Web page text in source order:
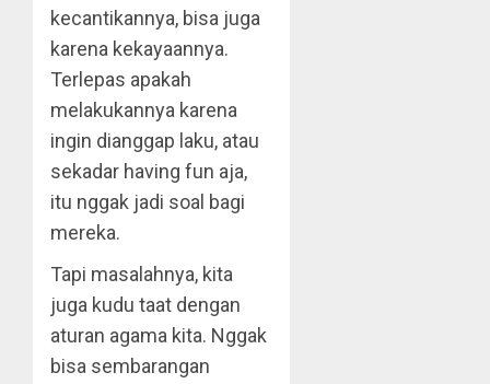
kecantikannya, bisa juga
karena kekayaannya.
Terlepas apakah
melakukannya karena
ingin dianggap laku, atau
sekadar having fun aja,
itu nggak jadi soal bagi
mereka.
Tapi masalahnya, kita
juga kudu taat dengan
aturan agama kita. Nggak
bisa sembarangan